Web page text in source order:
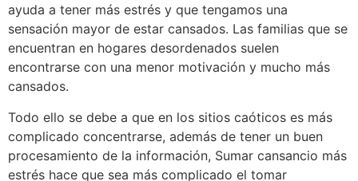
ayuda a tener más estrés y que tengamos una
sensación mayor de estar cansados. Las familias que se
encuentran en hogares desordenados suelen
encontrarse con una menor motivación y mucho más
cansados.
Todo ello se debe a que en los sitios caóticos es más
complicado concentrarse, además de tener un buen
procesamiento de la información, Sumar cansancio más
estrés hace que sea más complicado el tomar